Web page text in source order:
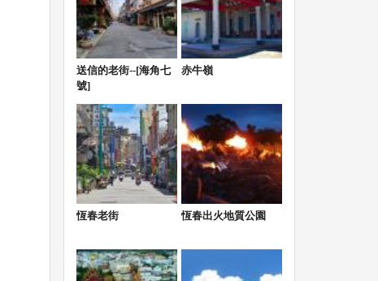
送信的老街--[海角七
號]
赤牛嶺
恆春老街 恆春出火地質公園